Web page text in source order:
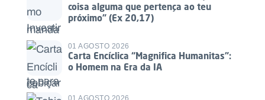
coisa alguma que pertença ao teu
próximo” (Ex 20,17)
01 AGOSTO 2026
Carta Encíclica “Magnifica Humanitas”:
o Homem na Era da IA
01 AGOSTO 2026